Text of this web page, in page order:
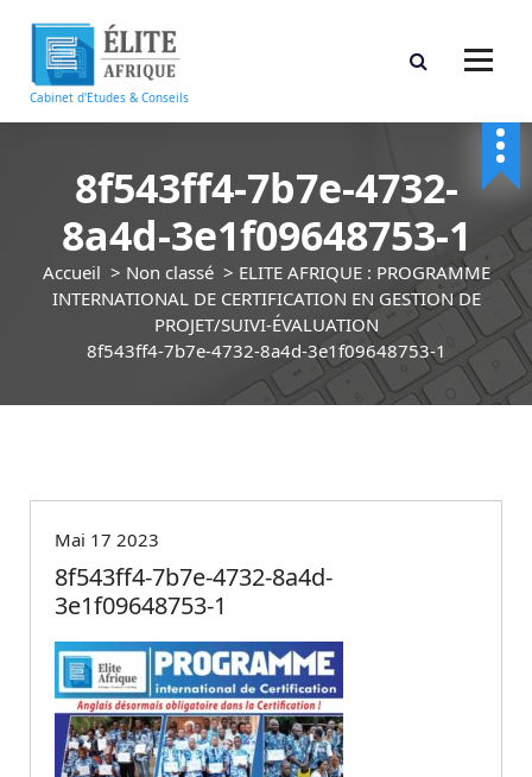
r
Cabinet d'Etudes & Conseils
8f543ff4-7b7e-4732-
8a4d-3e1f09648753-1
Accueil > Non classé> ELITE AFRIQUE : PROGRAMME
INTERNATIONAL DE CERTIFICATION EN GESTION DE
PROJET/SUIVI-ÉVALUATION
8f543ff4-7b7e-4732-8a4d-3e1f09648753-1
Mai 17 2023
8f543ff4-7b7e-4732-8a4d-
3e1f09648753-1